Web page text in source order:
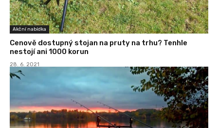
Akční nabídka
Cenově dostupný stojan na pruty na trhu? Tenhle
nestojí ani 1000 korun
28. 6. 2021